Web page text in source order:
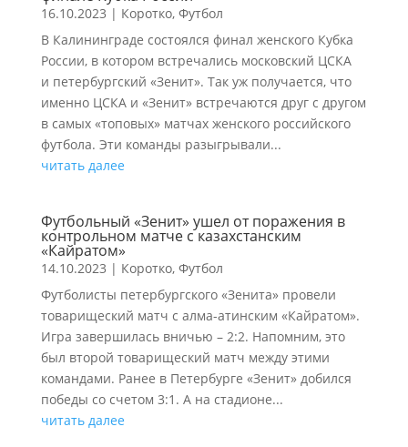
16.10.2023 | Коротко, Футбол
В Калининграде состоялся финал женского Кубка
России, в котором встречались московский ЦСКА
и петербургский «Зенит». Так уж получается, что
именно ЦСКА и «Зенит» встречаются друг с другом
в самых «топовых» матчах женского российского
футбола. Эти команды разыгрывали...
читать далее
Футбольный «Зенит» ушел от поражения в
контрольном матче с казахстанским
«Кайратом»
14.10.2023 | Коротко, Футбол
Футболисты петербургского «Зенита» провели
товарищеский матч с алма-атинским «Кайратом».
Игра завершилась вничью – 2:2. Напомним, это
был второй товарищеский матч между этими
командами. Ранее в Петербурге «Зенит» добился
победы со счетом 3:1. А на стадионе...
читать далее